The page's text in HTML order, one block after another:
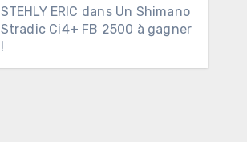
STEHLY ERIC dans Un Shimano
Stradic Ci4+ FB 2500 à gagner
!